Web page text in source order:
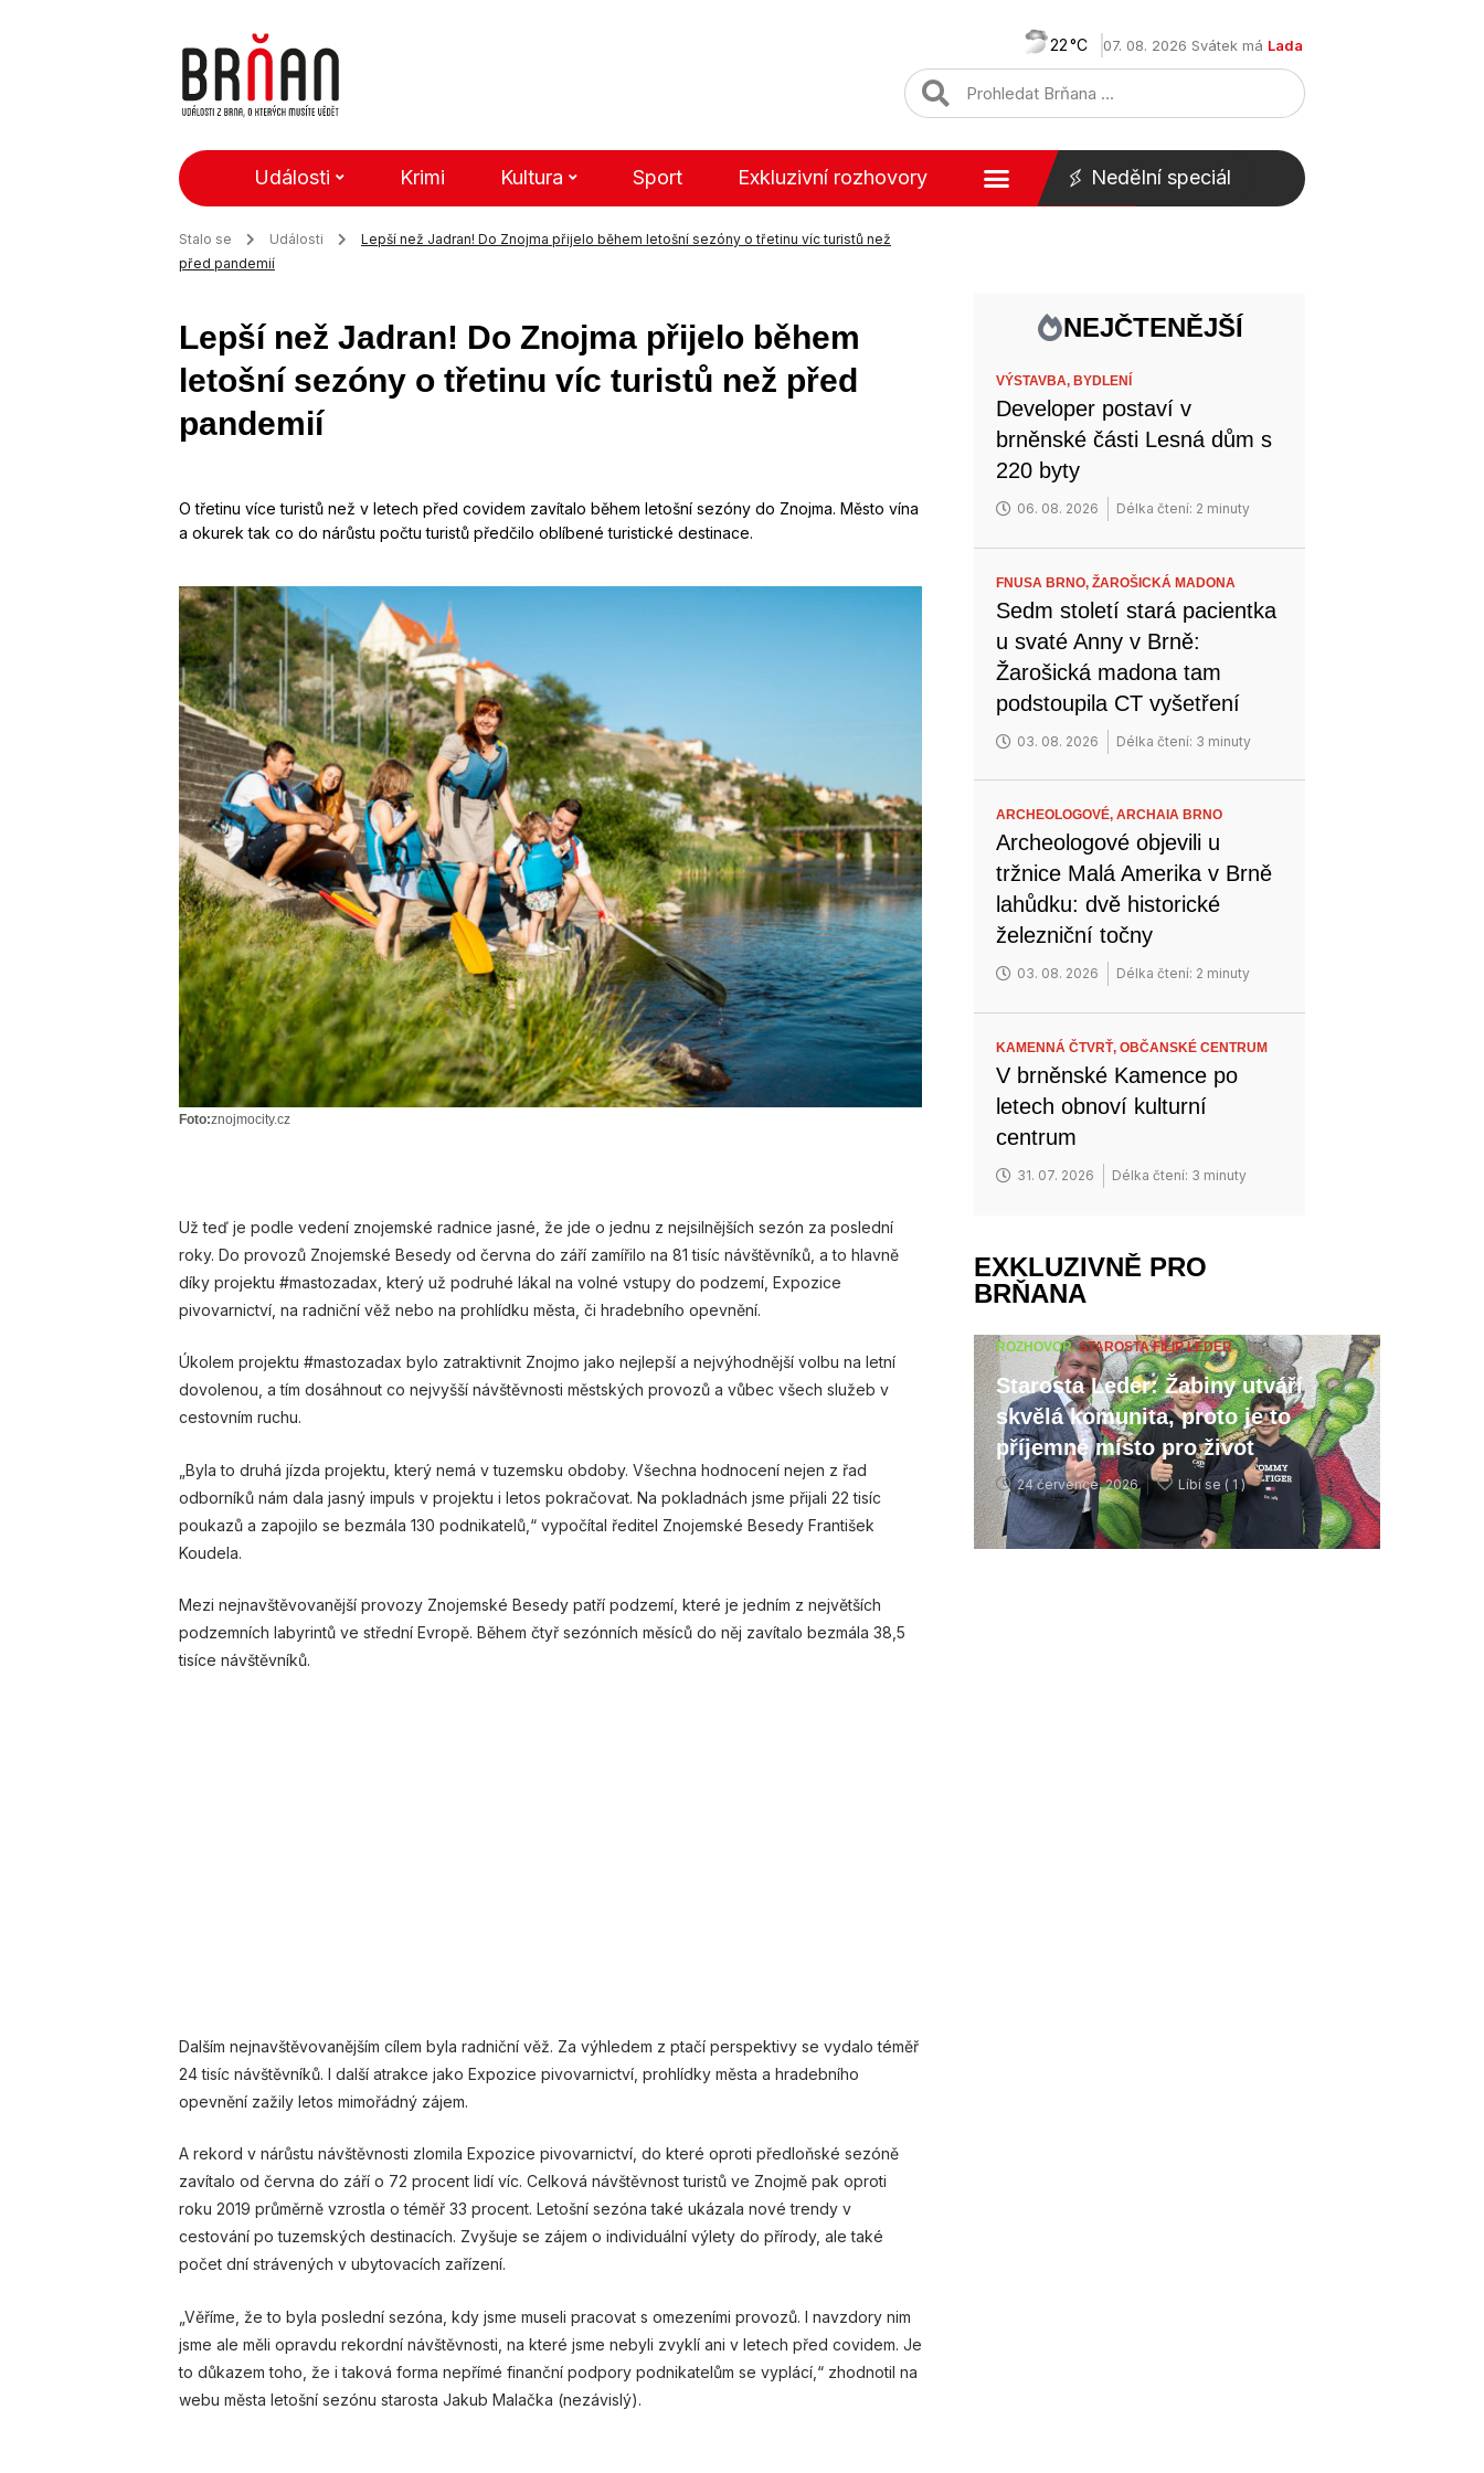
22 07. 08. 2026 Svátek má Lada
Události Krimi Kultura Sport Exkluzivní rozhovory Nedělní speciál
Stalo se Události
Lepší než Jadran! Do Znojma přijelo během letošní sezóny o třetinu víc turistů než
před pandemií
Lepší než Jadran! Do Znojma přijelo během
letošní sezóny o třetinu víc turistů než před
pandemií
O třetinu více turistů než v letech před covidem zavítalo během letošní sezóny do Znojma. Město vína
a okurek tak co do nárůstu počtu turistů předčilo oblíbené turistické destinace.
Foto:znojmocity.cz
Už teď je podle vedení znojemské radnice jasné, že jde o jednu z nejsilnějších sezón za poslední
roky. Do provozů Znojemské Besedy od června do září zamířilo na 81 tisíc návštěvníků, a to hlavně
díky projektu #mastozadax, který už podruhé lákal na volné vstupy do podzemí, Expozice
pivovarnictví, na radniční věž nebo na prohlídku města, či hradebního opevnění.
Úkolem projektu #mastozadax bylo zatraktivnit Znojmo jako nejlepší a nejvýhodnější volbu na letní
dovolenou, a tím dosáhnout co nejvyšší návštěvnosti městských provozů a vůbec všech služeb v
cestovním ruchu.
„Byla to druhá jízda projektu, který nemá v tuzemsku obdoby. Všechna hodnocení nejen z řad
odborníků nám dala jasný impuls v projektu i letos pokračovat. Na pokladnách jsme přijali 22 tisíc
poukazů a zapojilo se bezmála 130 podnikatelů,“ vypočítal ředitel Znojemské Besedy František
Koudela.
Mezi nejnavštěvovanější provozy Znojemské Besedy patří podzemí, které je jedním z největších
podzemních labyrintů ve střední Evropě. Během čtyř sezónních měsíců do něj zavítalo bezmála 38,5
tisíce návštěvníků.
Dalším nejnavštěvovanějším cílem byla radniční věž. Za výhledem z ptačí perspektivy se vydalo téměř
24 tisíc návštěvníků. I další atrakce jako Expozice pivovarnictví, prohlídky města a hradebního
opevnění zažily letos mimořádný zájem.
A rekord v nárůstu návštěvnosti zlomila Expozice pivovarnictví, do které oproti předloňské sezóně
zavítalo od června do září o 72 procent lidí víc. Celková návštěvnost turistů ve Znojmě pak oproti
roku 2019 průměrně vzrostla o téměř 33 procent. Letošní sezóna také ukázala nové trendy v
cestování po tuzemských destinacích. Zvyšuje se zájem o individuální výlety do přírody, ale také
počet dní strávených v ubytovacích zařízení.
„Věříme, že to byla poslední sezóna, kdy jsme museli pracovat s omezeními provozů. I navzdory nim
jsme ale měli opravdu rekordní návštěvnosti, na které jsme nebyli zvyklí ani v letech před covidem. Je
to důkazem toho, že i taková forma nepřímé finanční podpory podnikatelům se vyplácí,“ zhodnotil na
webu města letošní sezónu starosta Jakub Malačka (nezávislý).
NEJČTENĚJŠÍ
VÝSTAVBA, BYDLENÍ
Developer postaví v
brněnské části Lesná dům s
220 byty
06. 08. 2026 Délka čtení: 2 minuty
FNUSA BRNO,ŽAROŠICKÁ MADONA
Sedm století stará pacientka
u svaté Anny v Brně:
Žarošická madona tam
podstoupila CT vyšetření
03. 08. 2026 Délka čtení: 3 minuty
ARCHEOLOGOVÉ,ARCHAIA BRNO
Archeologové objevili u
tržnice Malá Amerika v Brně
lahůdku: dvě historické
železniční točny
03. 08. 2026 Délka čtení: 2 minuty
KAMENNÁ ČTVRŤ,OBČANSKÉ CENTRUM
V brněnské Kamence po
letech obnoví kulturní
centrum
31. 07. 2026 Délka čtení: 3 minuty
EXKLUZIVNĚ PRO
BRŇANA
ROZHOVOR,STAROSTA FILIP LEDER
Starosta Leder: Žabiny utváří
skvělá komunita, proto je to
příjemné místo pro život
24 července, 2026 Líbí se ( 1 )